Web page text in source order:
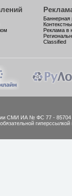
Баннерная
Реклама в
Classified
СМИ ИА № ФС 77 - 85704
гиперссылкой